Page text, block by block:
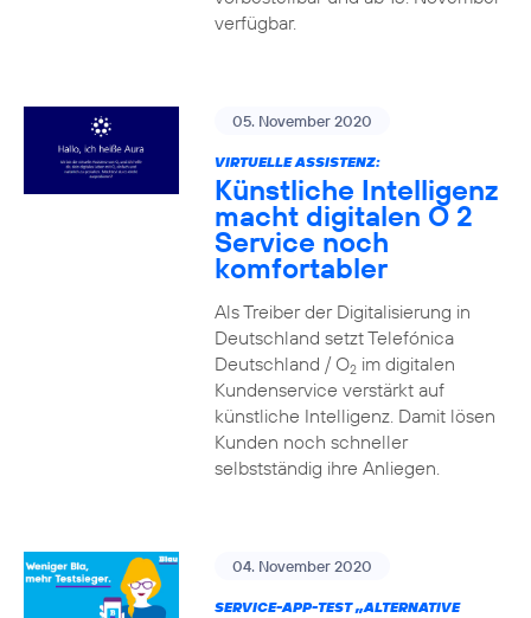
verfügbar.
05. November 2020
VIRTUELLE ASSISTENZ:
Künstliche Intelligenz
macht digitalen O 2
Service noch
komfortabler
Als Treiber der Digitalisierung in
Deutschland setzt Telefónica
Deutschland / O2im digitalen
Kundenservice verstärkt auf
künstliche Intelligenz. Damit lösen
Kunden noch schneller
selbstständig ihre Anliegen.
04. November 2020
SERVICE-APP-TEST „ALTERNATIVE